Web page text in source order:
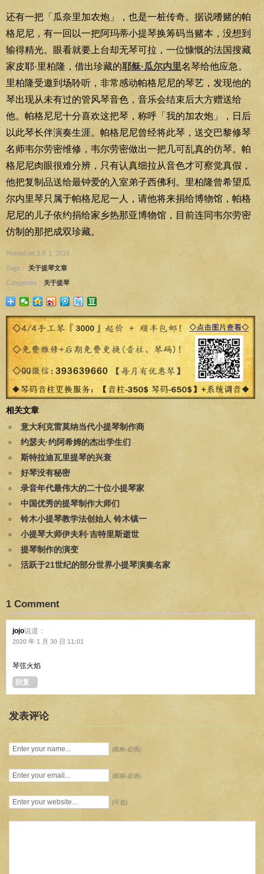
还有一把「瓜奈里加农炮」，也是一桩传奇。据说嗜赌的帕
格尼尼，有一回以一把阿玛蒂小提琴换筹码当赌本，没想到
输得精光。眼看就要上台却无琴可拉，一位慷慨的法国搜藏
家皮耶·里柏隆，借出珍藏的耶稣·瓜尔内里名琴给他应急。
里柏隆受邀到场聆听，非常感动帕格尼尼的琴艺，发现他的
琴出现从未有过的管风琴音色，音乐会结束后大方赠送给
他。帕格尼尼十分喜欢这把琴，称呼「我的加农炮」，日后
以此琴长伴演奏生涯。帕格尼尼曾经将此琴，送交巴黎修琴
名师韦尔劳密维修，韦尔劳密做出一把几可乱真的仿琴。帕
格尼尼肉眼很难分辨，只有认真细拉从音色才可察觉真假，
他把复制品送给最钟爱的入室弟子西佛利。里柏隆曾希望瓜
尔内里琴只属于帕格尼尼一人，请他将来捐给博物馆，帕格
尼尼的儿子依约捐给家乡热那亚博物馆，目前连同韦尔劳密
仿制的那把成双珍藏。
Posted on 3月 1, 2016
Tags： 关于提琴文章
Categories： 关于提琴
相关文章
意大利克雷莫纳当代小提琴制作商
约瑟夫·约阿希姆的杰出学生们
斯特拉迪瓦里提琴的兴衰
好琴没有秘密
录音年代最伟大的二十位小提琴家
中国优秀的提琴制作大师们
铃木小提琴教学法创始人 铃木镇一
小提琴大师伊夫利·吉特里斯逝世
提琴制作的演变
活跃于21世纪的部分世界小提琴演奏名家
1 Comment
jojo说道：
2020 年 1 月 30 日 11:01
琴弦火焰
回复
发表评论
(昵称-必填)
(邮箱-必填)
(可选)